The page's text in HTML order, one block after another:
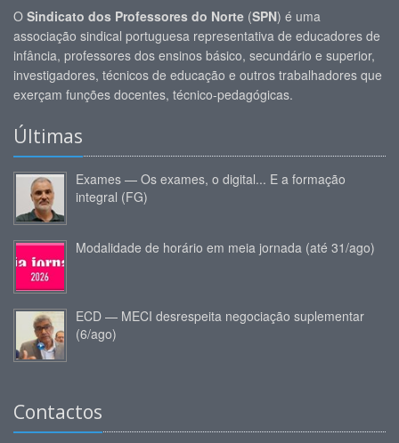
O Sindicato dos Professores do Norte (SPN) é uma
associação sindical portuguesa representativa de educadores de
infância, professores dos ensinos básico, secundário e superior,
investigadores, técnicos de educação e outros trabalhadores que
exerçam funções docentes, técnico-pedagógicas.
Últimas
Exames — Os exames, o digital... E a formação
integral (FG)
Modalidade de horário em meia jornada (até 31/ago)
ECD — MECI desrespeita negociação suplementar
(6/ago)
Contactos